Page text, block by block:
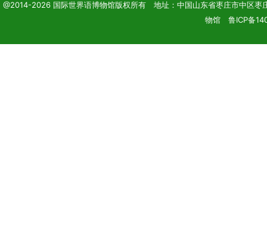
@2014-2026 国际世界语博物馆版权所有 地址：中国山东省枣庄市中区
物馆 鲁ICP备